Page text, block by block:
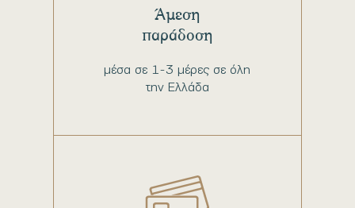
μέσα σε 1-3 μέρες σε όλη
την Ελλάδα
Άμεση
παράδοση